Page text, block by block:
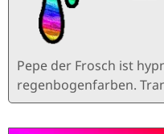
Pepe der Frosch ist
regenbogenfarben.